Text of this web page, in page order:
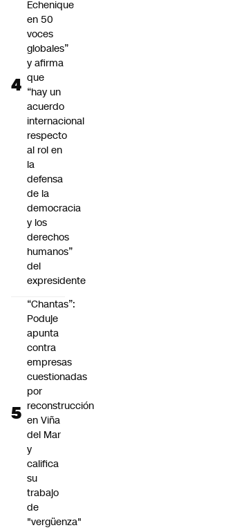
Echenique
en 50
voces
globales”
y afirma
que
“hay un
acuerdo
internacional
respecto
al rol en
la
defensa
de la
democracia
y los
derechos
humanos”
del
expresidente
“Chantas”:
Poduje
apunta
contra
empresas
cuestionadas
por
reconstrucción
en Viña
del Mar
y
califica
su
trabajo
de
"vergüenza"